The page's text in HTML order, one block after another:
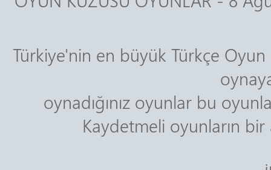
Türkiye'nin en büyük Türkçe
oynadığınız oyunlar bu
Kaydetmeli oyunların